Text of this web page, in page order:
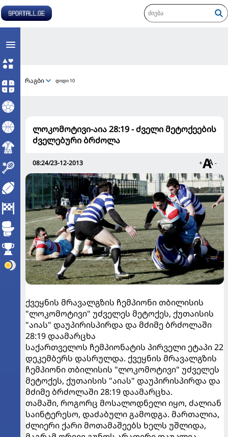
რაგბი დიდი 10
ლოკომოტივი-აია 28:19 - ძველი მეტოქეების
ძველებური ბრძოლა
08:24/23-12-2013 + -
ქვეყნის მრავალგზის ჩემპიონი თბილისის
"ლოკომოტივი" უძველეს მეტოქეს, ქუთაისის
"აიას" დაუპირისპირდა და მძიმე ბრძოლაში
28:19 დაამარცხა
საქართველოს ჩემპიონატის პირველი ეტაპი 22
დეკემბერს დასრულდა. ქვეყნის მრავალგზის
ჩემპიონი თბილისის "ლოკომოტივი" უძველეს
მეტოქეს, ქუთაისის "აიას" დაუპირისპირდა და
მძიმე ბრძოლაში 28:19 დაამარცხა.
თამაში, როგორც მოსალოდნელი იყო, ძალიან
საინტერესო, დაძაბული გამოდგა. მართალია,
ძლიერი ქარი მოთამაშეებს ხელს უშლიდა,